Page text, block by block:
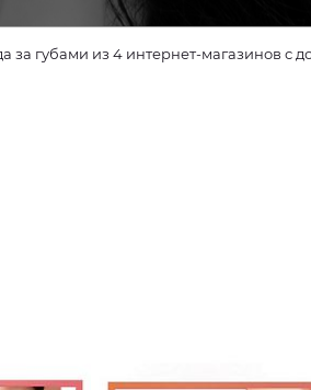
губами из 4 интернет-магазинов с